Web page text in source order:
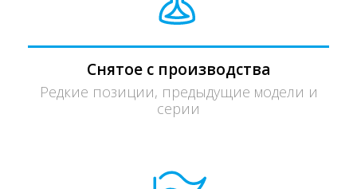
Снятое с производства
Редкие позиции, предыдущие модели и
серии